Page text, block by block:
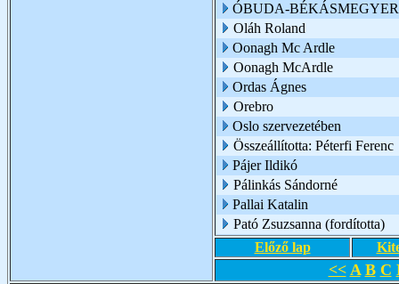
ÓBUDA-
Oláh Roland
Oonagh Mc Ardle
Oonagh McArdle
Ordas Ágnes
Orebro
Oslo szervezetében
Összeállította: Péterfi Ferenc
Pájer Ildikó
Pálinkás Sándorné
Pallai Katalin
Pató Zsuzsanna (fordította)
Előző lap
<< A B C